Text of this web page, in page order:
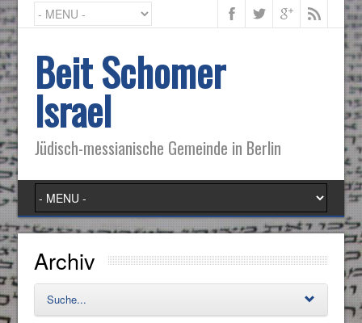
Beit Schomer
Israel
Jüdisch-messianische Gemeinde in Berlin
Archiv
Suche...